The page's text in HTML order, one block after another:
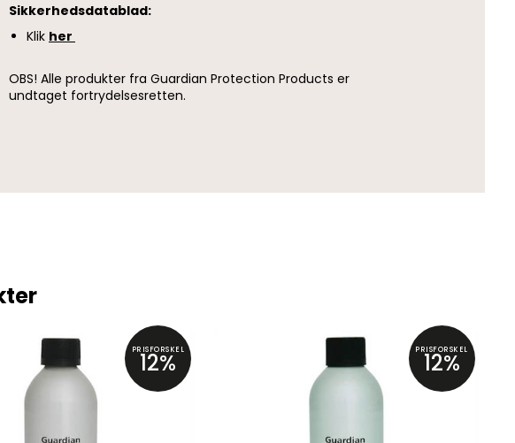
Sikkerhedsdatablad:
Klik her
OBS! Alle produkter fra Guardian Protection Products er
undtaget fortrydelsesretten.
PRISFORSKEL
12% PRISFORSKEL
12%